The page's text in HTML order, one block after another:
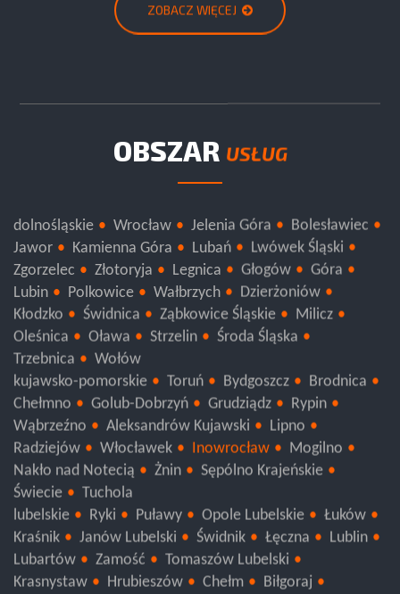
ZOBACZ WIĘCEJ
OBSZAR USŁUG
dolnośląskie Wrocław Jelenia Góra
Bolesławiec
Jawor
Kamienna Góra Lubań
Lwówek Śląski
Zgorzelec
Złotoryja Legnica Głogów
Góra
Lubin
Polkowice Wałbrzych
Dzierżoniów
Kłodzko
Świdnica Ząbkowice Śląskie
Milicz
Oleśnica
Oława
Trzebnica
Wołów
kujawsko-pomorskie
Toruń Bydgoszcz
Brodnica
Chełmno
Golub-Dobrzyń Grudziądz
Rypin
Wąbrzeźno
Aleksandrów Kujawski
Lipno
Radziejów
Włocławek Inowrocław
Mogilno
Nakło nad Notecią
Świecie
Tuchola
lubelskie
Ryki Puławy Opole Lubelskie
Łuków
Kraśnik
Janów Lubelski Świdnik Łęczna
Lubartów
Zamość
Tomaszów Lubelski